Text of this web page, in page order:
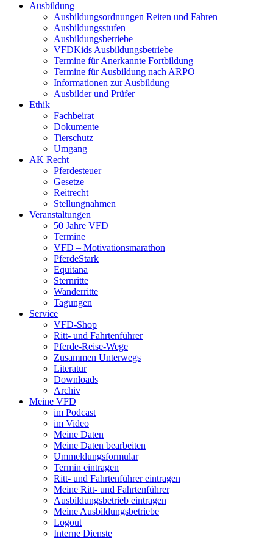
Ausbildung
Ausbildungsordnungen Reiten und Fahren
Ausbildungsstufen
Ausbildungsbetriebe
VFDKids Ausbildungsbetriebe
Termine für Anerkannte Fortbildung
Termine für Ausbildung nach ARPO
Informationen zur Ausbildung
Ausbilder und Prüfer
Ethik
Fachbeirat
Dokumente
Tierschutz
Umgang
AK Recht
Pferdesteuer
Gesetze
Reitrecht
Stellungnahmen
Veranstaltungen
50 Jahre VFD
Termine
VFD – Motivationsmarathon
PferdeStark
Equitana
Sternritte
Wanderritte
Tagungen
Service
VFD-Shop
Ritt- und Fahrtenführer
Pferde-Reise-Wege
Zusammen Unterwegs
Literatur
Downloads
Archiv
Meine VFD
im Podcast
im Video
Meine Daten
Meine Daten bearbeiten
Ummeldungsformular
Termin eintragen
Ritt- und Fahrtenführer eintragen
Meine Ritt- und Fahrtenführer
Ausbildungsbetrieb eintragen
Meine Ausbildungsbetriebe
Logout
Interne Dienste